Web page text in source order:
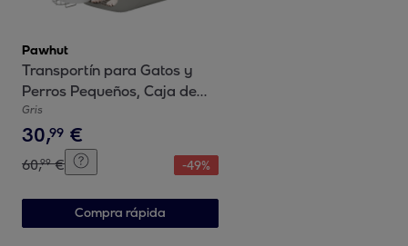
Pawhut
Transportín para Gatos y
Perros Pequeños, Caja de
Transporte de Plástico,
Carga 4 kg, con Claraboya,
Cuenco, Puerta de Acero,
Cerradura Triple, Base
Elevada, 49x32x31 cm, Gris
Gris
30,99 €
60,99 € -49%
Compra rápida